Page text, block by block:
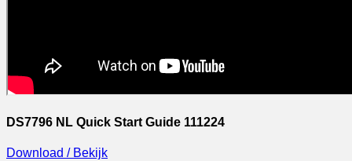
DS7796 NL Quick Start Guide 111224
Download / Bekijk